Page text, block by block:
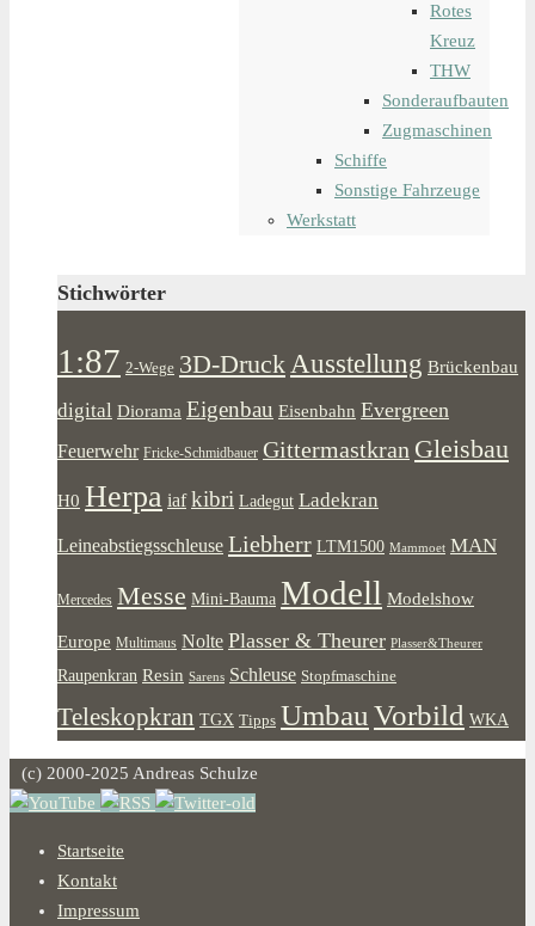
Rotes
Kreuz
THW
Sonderaufbauten
Zugmaschinen
Schiffe
Sonstige Fahrzeuge
Werkstatt
Stichwörter
1:87 2-Wege 3D-DruckAusstellung Brückenbau
digital Diorama Eigenbau Eisenbahn Evergreen
Feuerwehr Fricke-Schmidbauer Gittermastkran Gleisbau
H0 Herpa iaf kibri Ladegut Ladekran
Leineabstiegsschleuse Liebherr LTM1500 Mammoet MAN
Mercedes Messe Mini-Bauma Modell Modelshow
Europe Multimaus Nolte Plasser & Theurer Plasser&Theurer
Raupenkran Resin Sarens Schleuse Stopfmaschine
Teleskopkran TGX Tipps Umbau Vorbild WKA
(c) 2000-2025 Andreas Schulze
Startseite
Kontakt
Impressum